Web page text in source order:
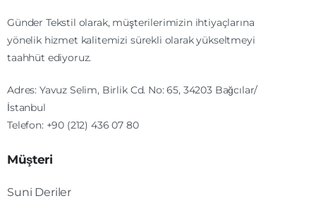
Günder Tekstil olarak, müşterilerimizin ihtiyaçlarına
yönelik hizmet kalitemizi sürekli olarak yükseltmeyi
taahhüt ediyoruz.
Adres: Yavuz Selim, Birlik Cd. No: 65, 34203 Bağcılar/
İstanbul
Telefon: +90 (212) 436 07 80
Müşteri
Suni Deriler